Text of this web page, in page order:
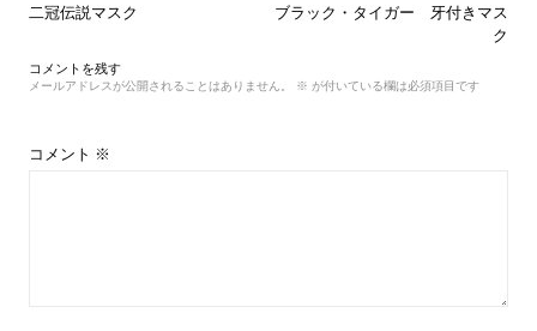
投
ビ
シ
二冠伝説マスク
ブラック・タイガー 牙付きマス
ク
コメントを残す
メールアドレスが公開されることはありません。 ※ が付いている欄は必須項目です
コメント ※